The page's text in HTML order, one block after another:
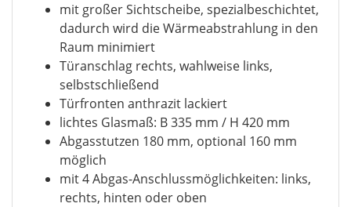
mit großer Sichtscheibe, spezialbeschichtet,
dadurch wird die Wärmeabstrahlung in den
Raum minimiert
Türanschlag rechts, wahlweise links,
selbstschließend
Türfronten anthrazit lackiert
lichtes Glasmaß: B 335 mm / H 420 mm
Abgasstutzen 180 mm, optional 160 mm
möglich
mit 4 Abgas-Anschlussmöglichkeiten: links,
rechts, hinten oder oben